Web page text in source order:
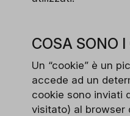
COSA SONO I
Un “cookie” è un
accede ad un
cookie sono inviati
visitato) al browser